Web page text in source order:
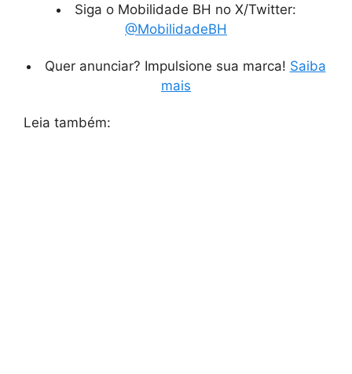
Siga o Mobilidade BH no X/Twitter:
@MobilidadeBH
Quer anunciar? Impulsione sua marca! Saiba
mais
Leia também: